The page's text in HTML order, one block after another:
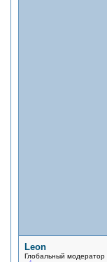
Leon
Глобальный модератор